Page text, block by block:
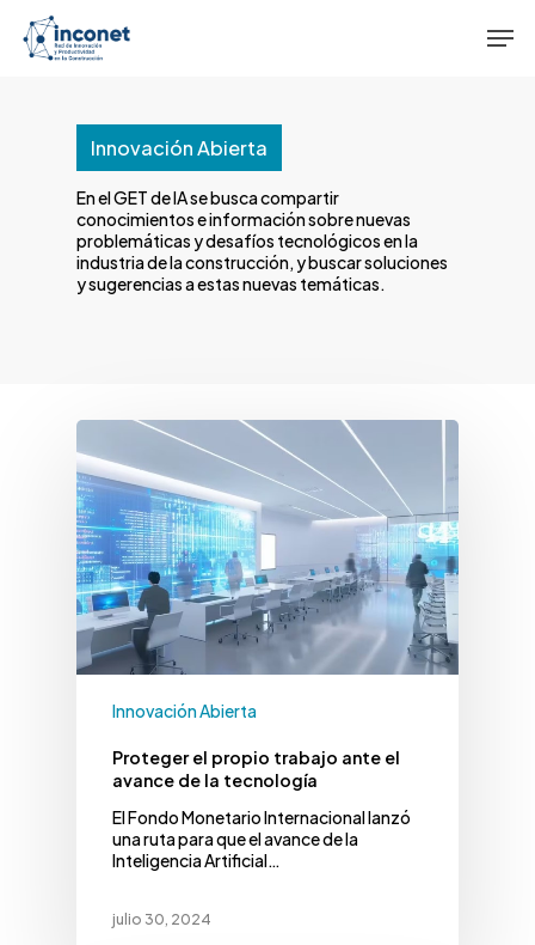
main
Innovación Abierta
En el GET de IA se busca compartir
conocimientos e información sobre nuevas
problemáticas y desafíos tecnológicos en la
industria de la construcción, y buscar soluciones
y sugerencias a estas nuevas temáticas.
Innovación Abierta
Proteger el propio trabajo ante el
avance de la tecnología
El Fondo Monetario Internacional lanzó
una ruta para que el avance de la
Inteligencia Artificial…
julio 30, 2024